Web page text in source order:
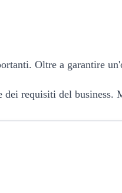
Oltre a garantire
requisiti del